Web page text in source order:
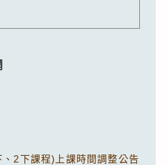
2下課程)上課時間調整公告